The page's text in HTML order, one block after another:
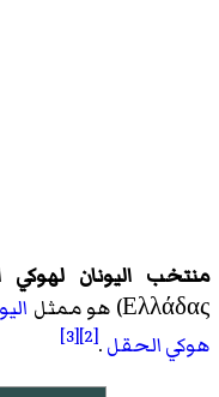
منتخب اليونان لهوكي
Ελλάδας)‏ هو ممثل
هوكي الحقل.
[2]
[3]